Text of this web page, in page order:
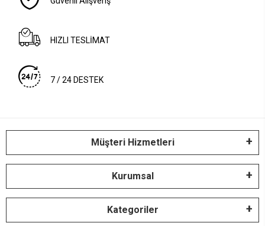
HIZLI TESLİMAT
7 / 24 DESTEK
Müşteri Hizmetleri
Kurumsal
Kategoriler